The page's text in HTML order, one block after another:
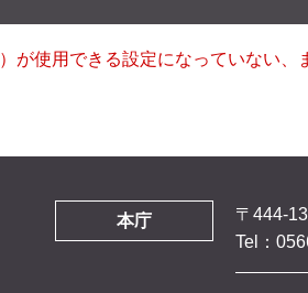
が使用できる設定になっていない
本庁
〒444-
Tel：